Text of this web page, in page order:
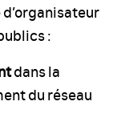
:
dans la
du réseau